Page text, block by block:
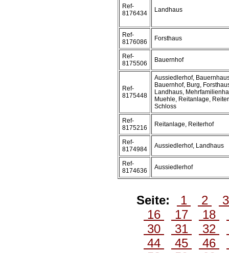
Ref-
8176434
Landhaus
Ref-
8176086
Forsthaus
Ref-
8175506
Bauernhof
Ref-
8175448
Aussiedlerhof,
Bauernhof, Burg,
Landhaus,
Muehle, Reitanlage,
Schloss
Ref-
8175216
Reitanlage, Reiterhof
Ref-
8174984
Aussiedlerhof, Landhaus
Ref-
8174636
Aussiedlerhof
Seite: 1 2
16
17 18
30
31 32
44
45 46